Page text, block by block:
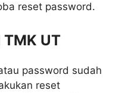
reset password.
TMK UT
password sudah
reset